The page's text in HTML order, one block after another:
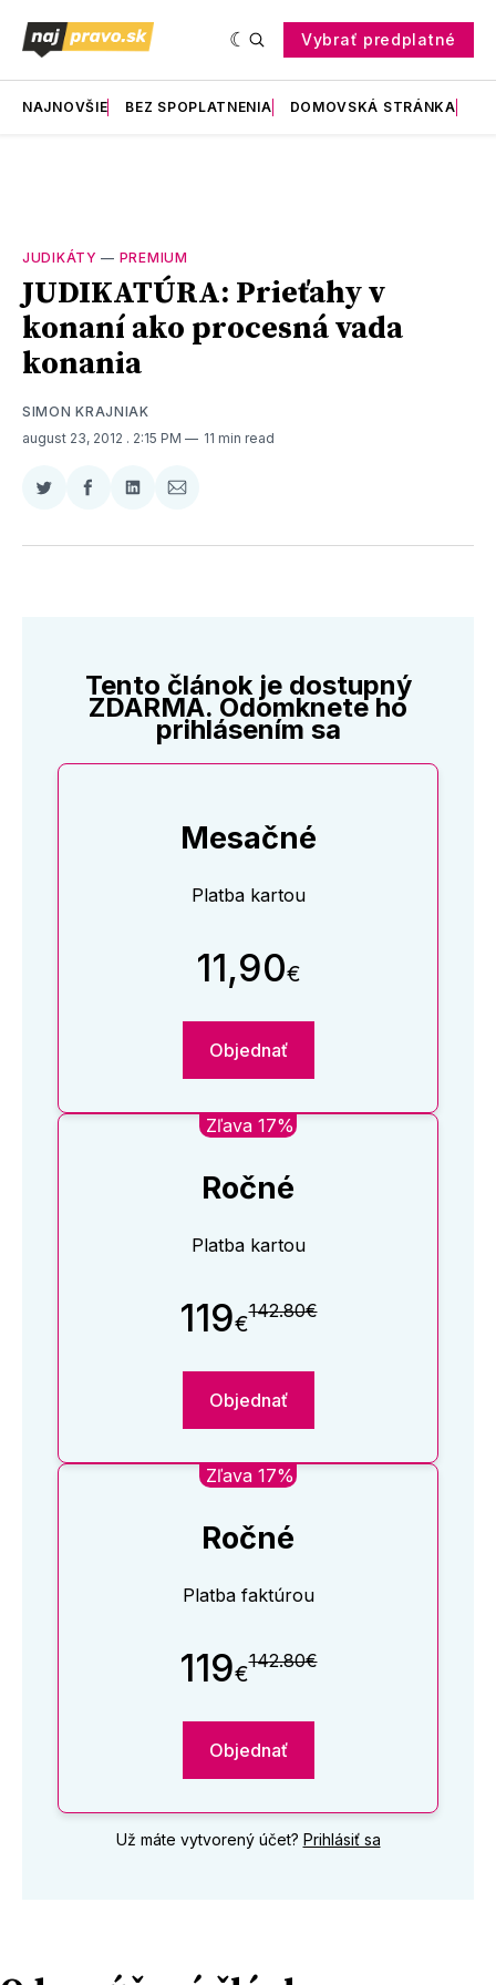
Vybrať predplatné
NAJNOVŠIE BEZ SPOPLATNENIA DOMOVSKÁ STRÁNKA
JUDIKÁTY — PREMIUM
JUDIKATÚRA: Prieťahy v
konaní ako procesná vada
konania
SIMON KRAJNIAK
august 23, 2012 . 2:15 PM 11 min read
Zdieľať
Twitter
Zdieľať
Facebooku
Zdieľať
LinkedIne
Zdieľať
E-
Tento článok je dostupný
ZDARMA. Odomknete ho
prihlásením sa
Mesačné
Platba kartou
11,90€
Objednať
Zľava 17%
Ročné
Platba kartou
119€142.80€
Objednať
Zľava 17%
Ročné
Platba faktúrou
119€142.80€
Objednať
Už máte vytvorený účet? Prihlásiť sa